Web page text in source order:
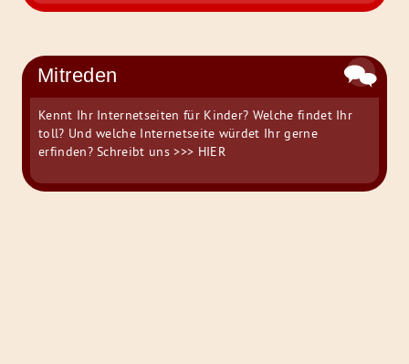
Mitreden
Kennt Ihr Internetseiten für Kinder? Welche findet Ihr
toll? Und welche Internetseite würdet Ihr gerne
erfinden? Schreibt uns>>> HIER